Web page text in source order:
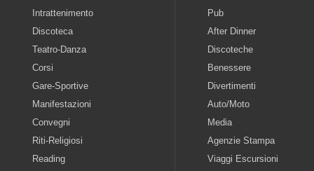
Intrattenimento
Discoteca
Teatro-Danza
Corsi
Gare-Sportive
Manifestazioni
Convegni
Riti-Religiosi
Reading
Pub
After Dinner
Discoteche
Benessere
Divertimenti
Auto/Moto
Media
Agenzie Stampa
Viaggi Escursioni